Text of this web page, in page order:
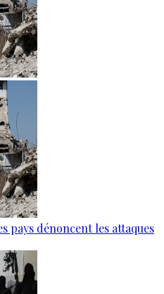
pays dénoncent les attaques